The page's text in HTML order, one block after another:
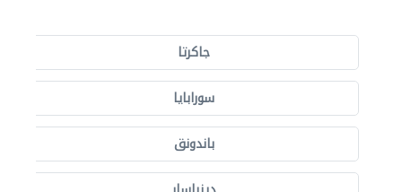
جاكرتا
سورابايا
باندونق